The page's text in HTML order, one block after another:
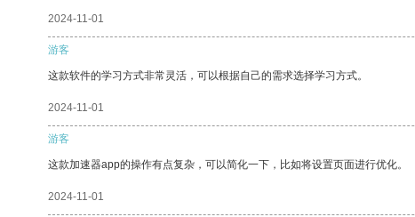
2024-11-01
游客
这款软件的学习方式非常灵活，可以根据自己的需求选择学习方式。
2024-11-01
游客
这款加速器app的操作有点复杂，可以简化一下，比如将设置页面进行优化。
2024-11-01